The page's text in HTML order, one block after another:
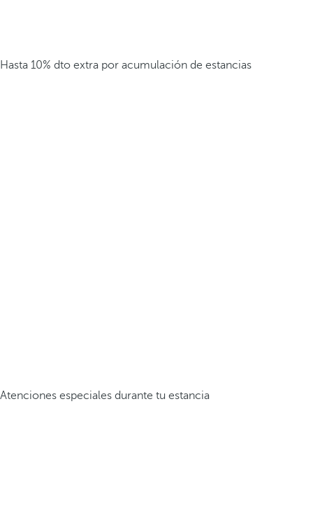
Hasta 10% dto extra por acumulación de estancias
Atenciones especiales durante tu estancia